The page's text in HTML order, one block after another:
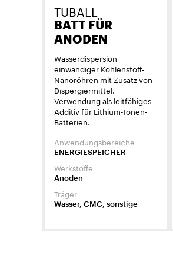
TUBALL
BATT FÜR
ANODEN
Wasserdispersion
einwandiger Kohlenstoff-
Nanoröhren mit Zusatz von
Dispergiermittel.
Verwendung als leitfähiges
Additiv für Lithium-Ionen-
Batterien.
Anwendungsbereiche
ENERGIESPEICHER
Werkstoffe
Anoden
Träger
Wasser, CMC, sonstige